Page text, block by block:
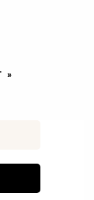
»